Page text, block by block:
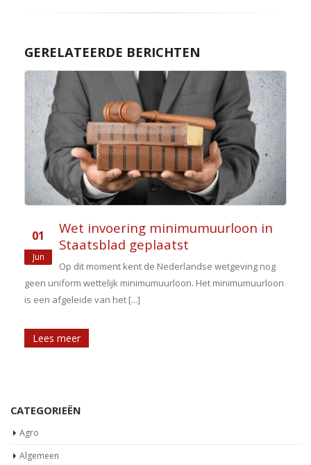
GERELATEERDE BERICHTEN
01
Jun
Wet invoering minimumuurloon in
Staatsblad geplaatst
Op dit moment kent de Nederlandse wetgeving nog
geen uniform wettelijk minimumuurloon. Het minimumuurloon
is een afgeleide van het [...]
Lees meer
CATEGORIEËN
Agro
Algemeen